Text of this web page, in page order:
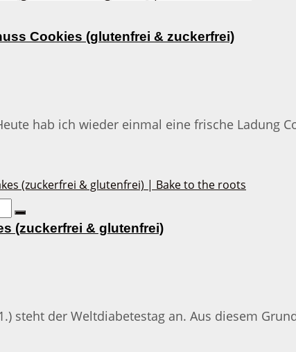
Cookies (glutenfrei & zuckerfrei)
hab ich wieder einmal eine frische Ladung
(zuckerfrei & glutenfrei)
steht der Weltdiabetestag an. Aus diesem